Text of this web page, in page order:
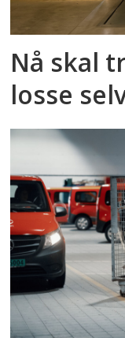
Nå skal
losse